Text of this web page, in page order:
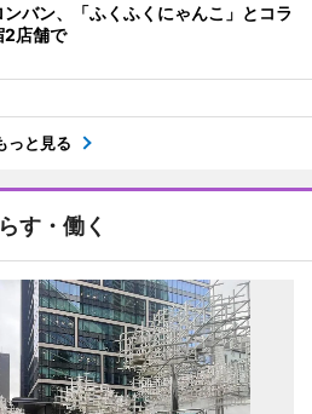
バン、「ふくふくにゃんこ」とコラ
店舗で
っと見る
す・働く